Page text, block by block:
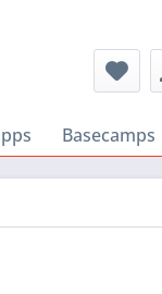
Basecamps